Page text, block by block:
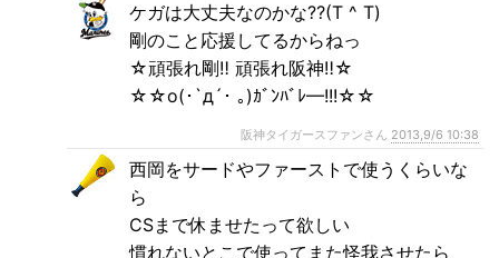
ケガは大丈夫なのかな⁇(T ^ T)
剛のこと応援してるからねっ
☆頑張れ剛‼ 頑張れ阪神‼☆
☆☆o(･`д´･ ｡)ｶﾞﾝﾊﾞﾚ—!!!☆☆
阪神タイガースファンさん 2013,9/6 10:38
西岡をサードやファーストで使うくらいな
ら
CSまで休ませたって欲しい
慣れないとこで使ってまた怪我させたら